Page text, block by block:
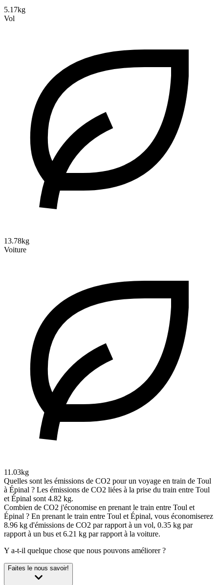
5.17kg
Vol
13.78kg
Voiture
11.03kg
Quelles sont les émissions de CO2 pour un voyage en train de Toul
à Épinal ? Les émissions de CO2 liées à la prise du train entre Toul
et Épinal sont 4.82 kg.
Combien de CO2 j'économise en prenant le train entre Toul et
Épinal ? En prenant le train entre Toul et Épinal, vous économiserez
8.96 kg d'émissions de CO2 par rapport à un vol, 0.35 kg par
rapport à un bus et 6.21 kg par rapport à la voiture.
Y a-t-il quelque chose que nous pouvons améliorer ?
Faites le nous savoir!